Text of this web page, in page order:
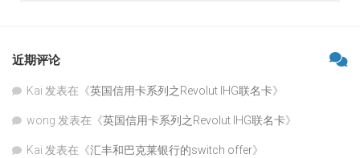
近期评论
Kai 发表在《英国信用卡系列之Revolut IHG联名卡》
wong 发表在《英国信用卡系列之Revolut IHG联名卡》
Kai 发表在《汇丰和巴克莱银行的switch offer》